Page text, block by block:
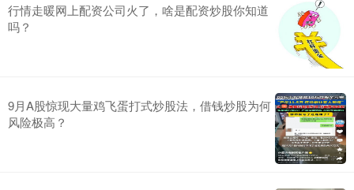
行情走暖网上配资公司火了，啥是配资炒股你知道
吗？
9月A股惊现大量鸡飞蛋打式炒股法，借钱炒股为何
风险极高？